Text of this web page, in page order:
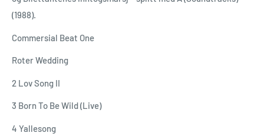
(1988).
Commersial Beat One
Roter Wedding
2 Lov Song II
3 Born To Be Wild (Live)
4 Yallesong